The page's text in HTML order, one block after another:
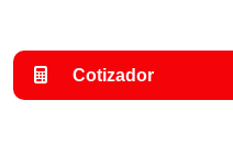
Cotizador